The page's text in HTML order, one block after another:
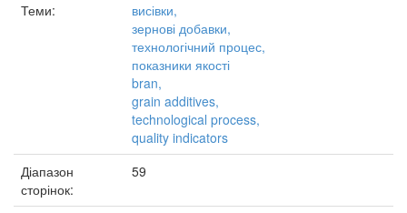
Теми:
висівки,
зернові добавки,
технологічний процес,
показники якості
bran,
grain additives,
technological process,
quality indicators
Діапазон
сторінок:
59